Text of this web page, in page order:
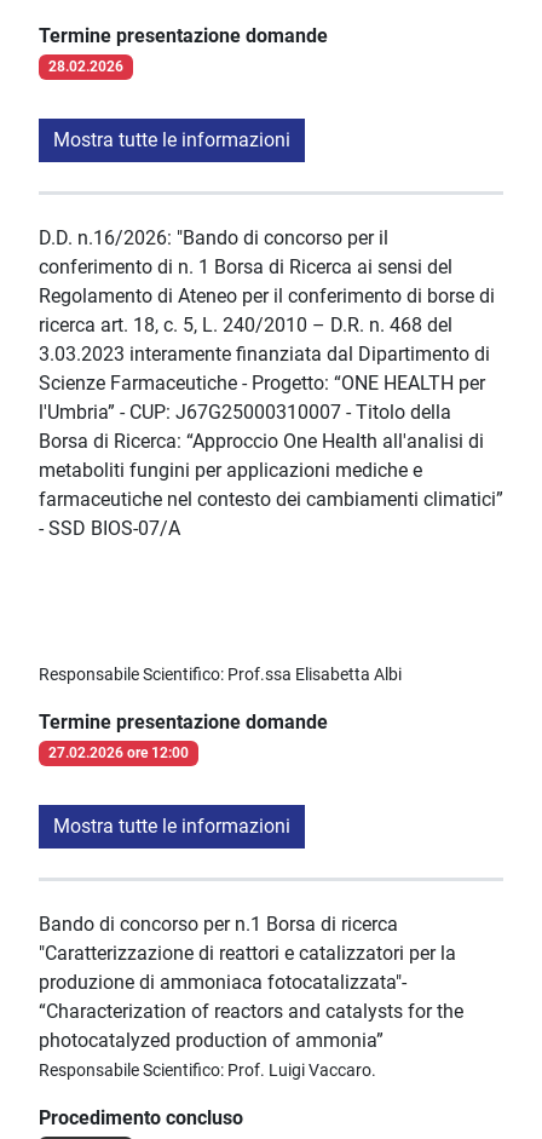
Termine presentazione domande
28.02.2026
Mostra tutte le informazioni
D.D. n.16/2026: "Bando di concorso per il
conferimento di n. 1 Borsa di Ricerca ai sensi del
Regolamento di Ateneo per il conferimento di borse di
ricerca art. 18, c. 5, L. 240/2010 – D.R. n. 468 del
3.03.2023 interamente finanziata dal Dipartimento di
Scienze Farmaceutiche - Progetto: “ONE HEALTH per
l'Umbria” - CUP: J67G25000310007 - Titolo della
Borsa di Ricerca: “Approccio One Health all'analisi di
metaboliti fungini per applicazioni mediche e
farmaceutiche nel contesto dei cambiamenti climatici”
- SSD BIOS-07/A
Responsabile Scientifico: Prof.ssa Elisabetta Albi
Termine presentazione domande
27.02.2026 ore 12:00
Mostra tutte le informazioni
Bando di concorso per n.1 Borsa di ricerca
"Caratterizzazione di reattori e catalizzatori per la
produzione di ammoniaca fotocatalizzata"-
“Characterization of reactors and catalysts for the
photocatalyzed production of ammonia”
Responsabile Scientifico: Prof. Luigi Vaccaro.
Procedimento concluso